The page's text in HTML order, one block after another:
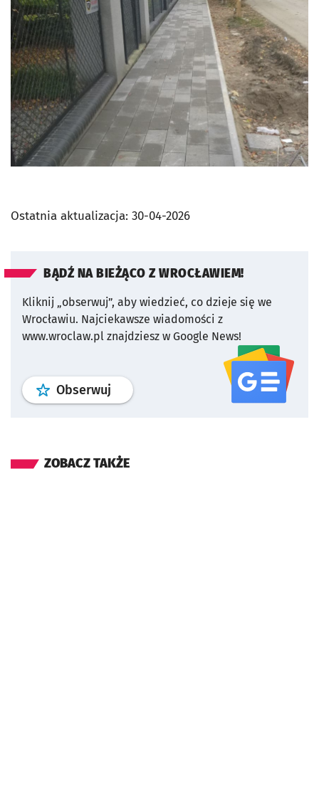
Ostatnia aktualizacja: 30-04-2026
BĄDŹ NA BIEŻĄCO Z WROCŁAWIEM!
Kliknij „obserwuj”, aby wiedzieć, co dzieje się we
Wrocławiu. Najciekawsze wiadomości z
www.wroclaw.pl znajdziesz w Google News!
Obserwuj profil serwisu
ZOBACZ TAKŻE